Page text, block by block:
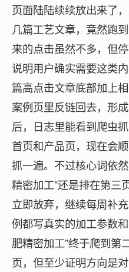
页面陆陆续续放出来了
几篇工艺文章，竟然跑
来的点击虽然不多，但
说明用户确实需要这类
篇高点击文章底部加上
案例页里反链回去，形
后，日志里能看到爬虫
首页和产品页，现在会
抓一遍。不过核心词依
精密加工”还是排在第三
立即放弃，继续每周补
例都写真实的加工参数
肥精密加工”终于爬到第
页，但至少证明方向是